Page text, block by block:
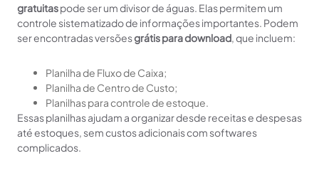
gratuitaspode ser um divisor de águas. Elas permitem um
controle sistematizado de informações importantes. Podem
ser encontradas versõesgrátis para download, que incluem:
Planilha de Fluxo de Caixa;
Planilha de Centro de Custo;
Planilhas para controle de estoque.
Essas planilhas ajudam a organizar desde receitas e despesas
até estoques, sem custos adicionais com softwares
complicados.